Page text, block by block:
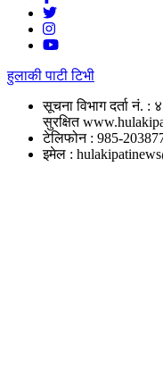
हुलाकी पाटी टिभी
सूचना विभाग दर्ता नं.
सुरक्षित
टेलिफोन : 985-
इमेल :